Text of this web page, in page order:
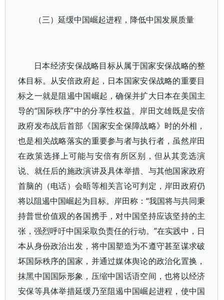
（三）延缓中国崛起进程，降低中国发展质量
日本经济安保战略目标从属于国家安保战略的整
体目标。从安倍政府起，日本国家安保战略的重要目
标之一就是阻遏中国崛起，确保并扩大日本在美国主
导的“国际秩序”中的分享性权益。岸田文雄既是安倍
政府发布战后首部《国家安全保障战略》时的外相，
也是相关战略落实的重要参与者与执行者，虽然岸田
在政策选择上可能与安倍有所区别，但从其竞选演
说、就任后的施政演讲及具体举措、与其他国家政府
首脑的（电话）会晤等相关言论可判定，岸田政府仍
将以阻遏中国崛起为目标。岸田称：“我国将与共同秉
持普世价值观的各国携手，对中国坚持应该坚持的主
张，强烈呼吁中国采取负责任的行动。”在实践中，日
本从身份政治出发，将中国塑造为不遵守甚至谋求破
坏国际秩序的国家，并通过媒体舆论的政治化置换，
抹黑中国国际形象，压缩中国话语空间，也将以经济
安保等具体举措延缓乃至阻遏中国崛起进程，使中国